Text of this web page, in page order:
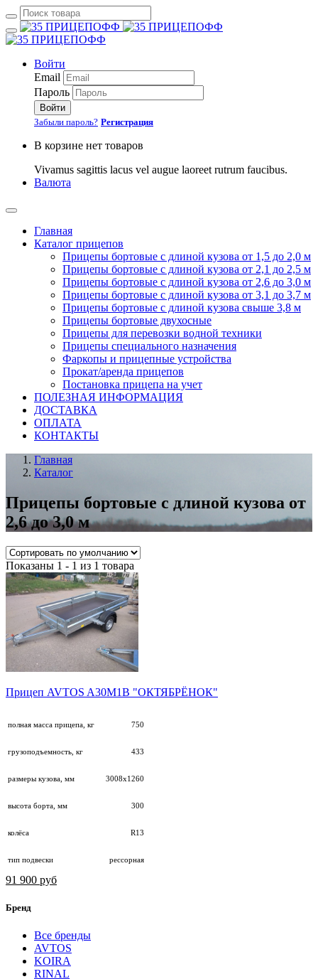
Войти
Email
Пароль
Войти
Забыли пароль? Регистрация
В корзине нет товаров
Vivamus sagittis lacus vel augue laoreet rutrum faucibus.
Валюта
Главная
Каталог прицепов
Прицепы бортовые с длиной кузова от 1,5 до 2,0 м
Прицепы бортовые с длиной кузова от 2,1 до 2,5 м
Прицепы бортовые с длиной кузова от 2,6 до 3,0 м
Прицепы бортовые с длиной кузова от 3,1 до 3,7 м
Прицепы бортовые с длиной кузова свыше 3,8 м
Прицепы бортовые двухосные
Прицепы для перевозки водной техники
Прицепы специального назначения
Фаркопы и прицепные устройства
Прокат/аренда прицепов
Постановка прицепа на учет
ПОЛЕЗНАЯ ИНФОРМАЦИЯ
ДОСТАВКА
ОПЛАТА
КОНТАКТЫ
Главная
Каталог
Прицепы бортовые с длиной кузова от
2,6 до 3,0 м
Показаны 1 - 1 из 1 товара
Прицеп AVTOS A30М1B "ОКТЯБРЁНОК"
полная масса прицепа, кг 750
грузоподъемность, кг 433
размеры кузова, мм 3008х1260
высота борта, мм 300
колёса R13
тип подвески рессорная
91 900 руб
Бренд
Все бренды
AVTOS
KOIRA
RINAL